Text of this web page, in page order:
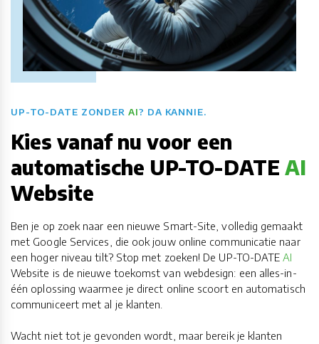
UP-TO-DATE ZONDER AI? DA KANNIE.
Kies vanaf nu voor een
automatische UP-TO-DATE AI
Website
Ben je op zoek naar een nieuwe Smart-Site, volledig gemaakt
met Google Services, die ook jouw online communicatie naar
een hoger niveau tilt? Stop met zoeken! De UP-TO-DATEAI
Website is de nieuwe toekomst van webdesign: een alles-in-
één oplossing waarmee je direct online scoort en automatisch
communiceert met al je klanten.
​​​​​​​Wacht niet tot je gevonden wordt, maar bereik je klanten